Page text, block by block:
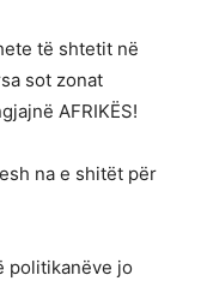
të shtetit në
sot zonat
AFRIKËS!
na e shitët për
politikanëve jo